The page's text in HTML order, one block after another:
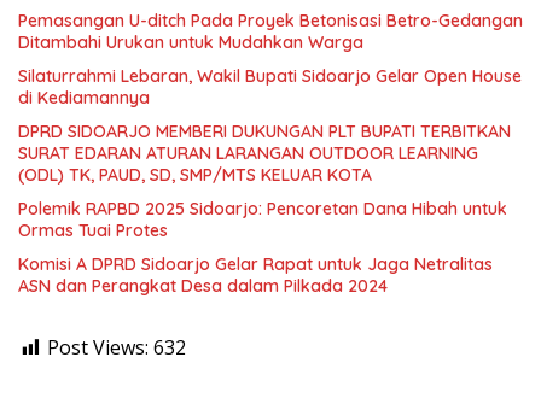
Pemasangan U-ditch Pada Proyek Betonisasi Betro-Gedangan
Ditambahi Urukan untuk Mudahkan Warga
Silaturrahmi Lebaran, Wakil Bupati Sidoarjo Gelar Open House
di Kediamannya
DPRD SIDOARJO MEMBERI DUKUNGAN PLT BUPATI TERBITKAN
SURAT EDARAN ATURAN LARANGAN OUTDOOR LEARNING
(ODL) TK, PAUD, SD, SMP/MTS KELUAR KOTA
Polemik RAPBD 2025 Sidoarjo: Pencoretan Dana Hibah untuk
Ormas Tuai Protes
Komisi A DPRD Sidoarjo Gelar Rapat untuk Jaga Netralitas
ASN dan Perangkat Desa dalam Pilkada 2024
Post Views: 632